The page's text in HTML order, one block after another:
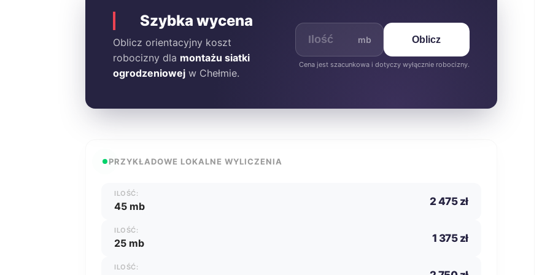
Szybka wycena
Oblicz orientacyjny koszt
robocizny dla montażu siatki
ogrodzeniowej w Chełmie.
mb Oblicz
Cena jest szacunkowa i dotyczy wyłącznie robocizny.
PRZYKŁADOWE LOKALNE WYLICZENIA
ILOŚĆ:
45 mb 2 475 zł
ILOŚĆ:
25 mb 1 375 zł
ILOŚĆ: